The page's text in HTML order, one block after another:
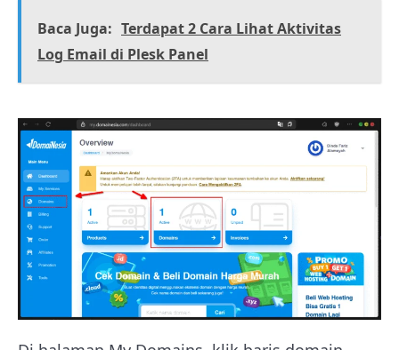
Baca Juga: Terdapat 2 Cara Lihat Aktivitas
Log Email di Plesk Panel